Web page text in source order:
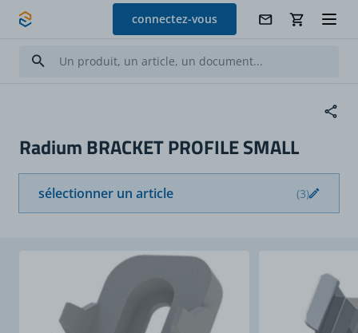
Allez au contenu
connectez-vous
Radium BRACKET PROFILE SMALL
sélectionner un article (3)